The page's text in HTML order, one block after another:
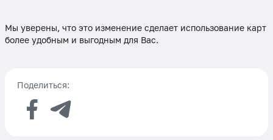
Мы уверены, что это изменение сделает использование карт
более удобным и выгодным для Вас.
Поделиться: